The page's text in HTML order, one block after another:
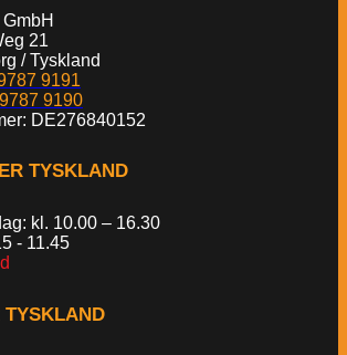
21
/ Tyskland
9191
9190
DE276840152
TYSKLAND
kl. 10.00 – 16.30
- 11.45
TYSKLAND